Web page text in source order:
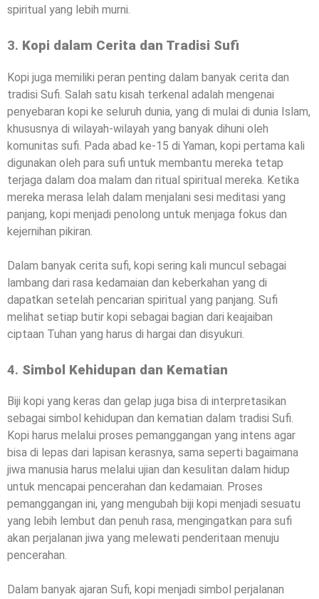
spiritual yang lebih murni.
3. Kopi dalam Cerita dan Tradisi Sufi
Kopi juga memiliki peran penting dalam banyak cerita dan
tradisi Sufi. Salah satu kisah terkenal adalah mengenai
penyebaran kopi ke seluruh dunia, yang di mulai di dunia Islam,
khususnya di wilayah-wilayah yang banyak dihuni oleh
komunitas sufi. Pada abad ke-15 di Yaman, kopi pertama kali
digunakan oleh para sufi untuk membantu mereka tetap
terjaga dalam doa malam dan ritual spiritual mereka. Ketika
mereka merasa lelah dalam menjalani sesi meditasi yang
panjang, kopi menjadi penolong untuk menjaga fokus dan
kejernihan pikiran.
Dalam banyak cerita sufi, kopi sering kali muncul sebagai
lambang dari rasa kedamaian dan keberkahan yang di
dapatkan setelah pencarian spiritual yang panjang. Sufi
melihat setiap butir kopi sebagai bagian dari keajaiban
ciptaan Tuhan yang harus di hargai dan disyukuri.
4. Simbol Kehidupan dan Kematian
Biji kopi yang keras dan gelap juga bisa di interpretasikan
sebagai simbol kehidupan dan kematian dalam tradisi Sufi.
Kopi harus melalui proses pemanggangan yang intens agar
bisa di lepas dari lapisan kerasnya, sama seperti bagaimana
jiwa manusia harus melalui ujian dan kesulitan dalam hidup
untuk mencapai pencerahan dan kedamaian. Proses
pemanggangan ini, yang mengubah biji kopi menjadi sesuatu
yang lebih lembut dan penuh rasa, mengingatkan para sufi
akan perjalanan jiwa yang melewati penderitaan menuju
pencerahan.
Dalam banyak ajaran Sufi, kopi menjadi simbol perjalanan